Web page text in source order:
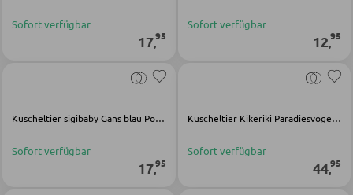
Doppelbetten
Polsterbetten
Komplette Schlafzimmer
MATRATZEN SHOP
Sofort verfügbar
17,95
Sofort verfügbar
12,95
Kuscheltier sigibaby Gans blau Polyester
Sofort verfügbar
17,95
Kuscheltier Kikeriki Paradiesvogel türkis Polyester Modacryl
Sofort verfügbar
44,95